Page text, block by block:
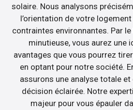
solaire. Nous analysons
l’orientation de votre
contraintes environnantes. Par
minutieuse, vous aurez une
avantages que vous pourrez
en optant pour notre société.
assurons une analyse totale
décision éclairée. Notre
majeur pour vous épauler